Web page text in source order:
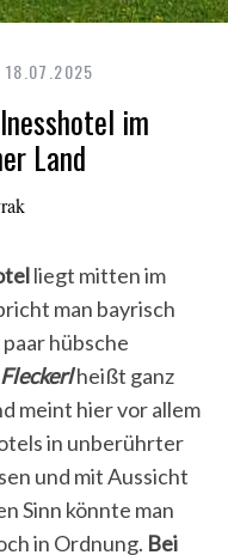
18.07.2025
im
Land
liegt mitten im
man bayrisch
hübsche
heißt ganz
meint hier vor allem
in unberührter
und mit Aussicht
Sinn könnte man
in Ordnung. Bei